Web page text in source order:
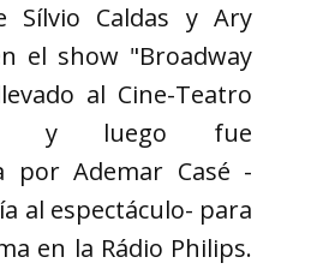
Sílvio Caldas y Ary
el show "Broadway
al Cine-Teatro
y luego fue
por Ademar Casé -
al espectáculo- para
en la Rádio Philips.